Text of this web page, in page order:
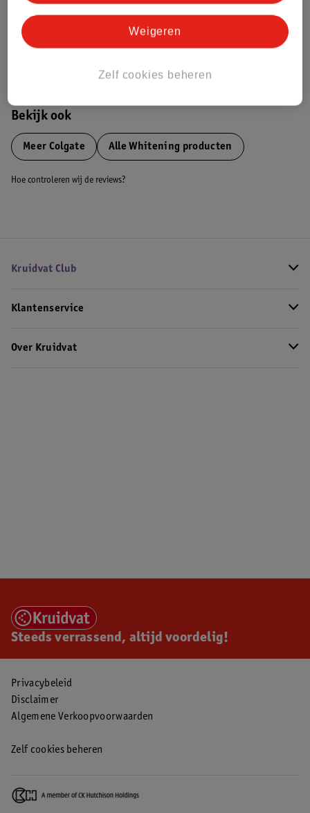
Bekijk ook
Meer Colgate Alle Whitening producten
Hoe controleren wij de reviews?
Kruidvat Club
Klantenservice
Over Kruidvat
Steeds verrassend, altijd voordelig!
Privacybeleid
Disclaimer
Algemene Verkoopvoorwaarden
Zelf cookies beheren
Zelf cookies beheren
Weigeren